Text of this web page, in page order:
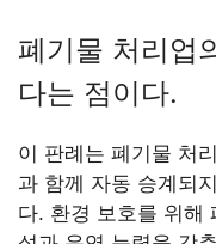
폐기물 처리업
다는 점이다.
이 판례는 폐기물 처
과 함께 자동 승계되
다. 환경 보호를 위해